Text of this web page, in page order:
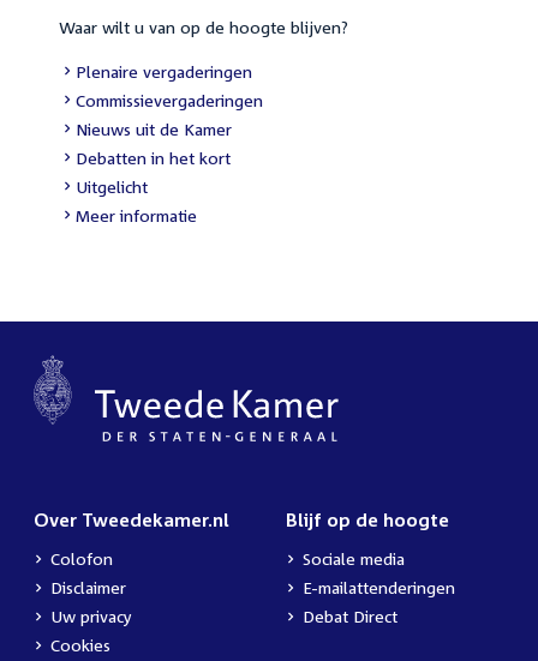
Waar wilt u van op de hoogte blijven?
External
link:
Plenaire vergaderingen
External
link:
Commissievergaderingen
External
link:
Nieuws uit de Kamer
External
link:
Debatten in het kort
External
link:
Uitgelicht
Meer informatie
Over Tweedekamer.nl
Colofon
Disclaimer
Uw privacy
Cookies
Blijf op de hoogte
Sociale media
E-mailattenderingen
Debat Direct